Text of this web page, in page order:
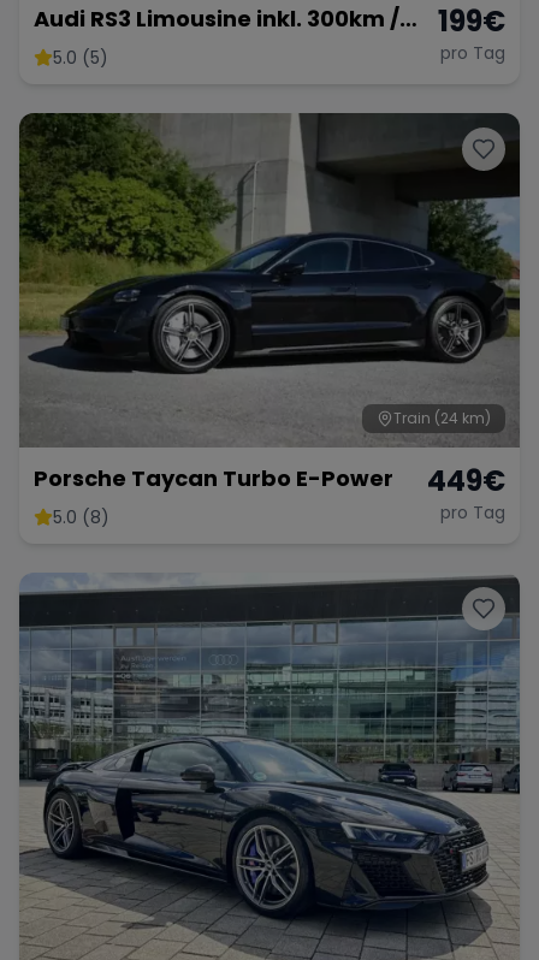
Audi RS3 Limousine inkl. 300km /
km frei möglich
5.0 (5)
199€
pro Tag
Train (24 km)
Porsche Taycan Turbo E-Power
5.0 (8)
449€
pro Tag